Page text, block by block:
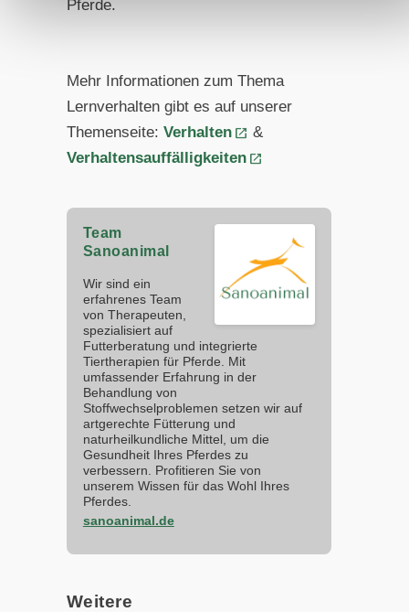
Pferde.
Mehr Informationen zum Thema
Lernverhalten gibt es auf unserer
Themenseite: Verhalten
&
Verhaltensauffälligkeiten
Team
Sanoanimal
Wir sind ein
erfahrenes Team
von Therapeuten,
spezialisiert auf
Futterberatung und integrierte
Tiertherapien für Pferde. Mit
umfassender Erfahrung in der
Behandlung von
Stoffwechselproblemen setzen wir auf
artgerechte Fütterung und
naturheilkundliche Mittel, um die
Gesundheit Ihres Pferdes zu
verbessern. Profitieren Sie von
unserem Wissen für das Wohl Ihres
Pferdes.
sanoanimal.de
Weitere